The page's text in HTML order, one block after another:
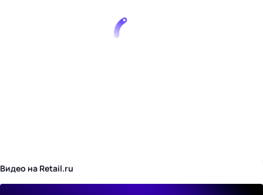
Видео на Retail.ru